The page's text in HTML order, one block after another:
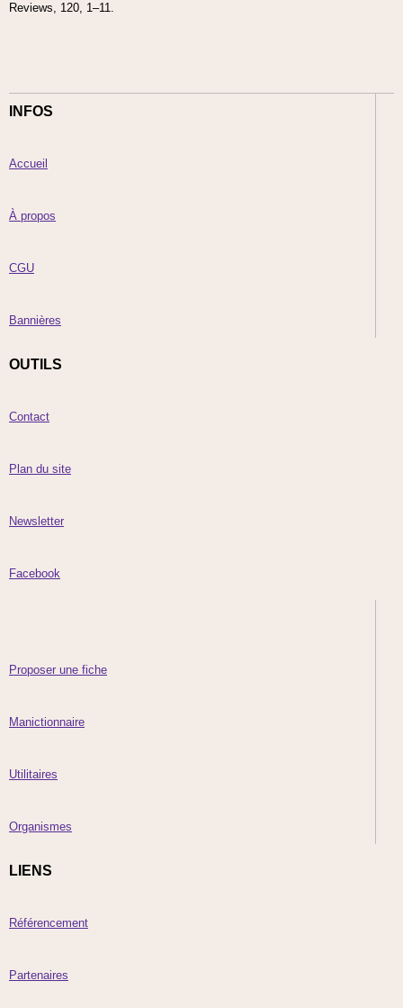
Reviews, 120, 1–11.
INFOS
Accueil
À propos
CGU
Bannières
OUTILS
Contact
Plan du site
Newsletter
Facebook
Proposer une fiche
Manictionnaire
Utilitaires
Organismes
LIENS
Référencement
Partenaires